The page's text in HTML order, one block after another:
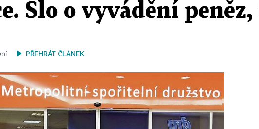
Šlo o vyvádění
PŘEHRÁT ČLÁNEK